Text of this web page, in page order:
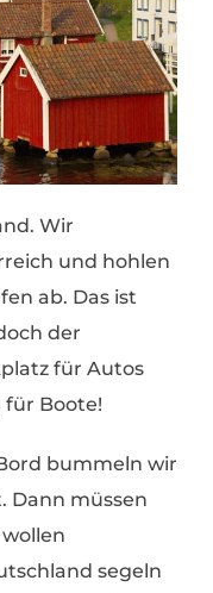
Wir
und hohlen
ab. Das ist
der
für Autos
für Boote!
bummeln wir
Dann müssen
segeln